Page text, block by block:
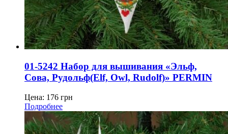
01-5242 Набор для вышивания «Эльф,
Сова, Рудольф(Elf, Owl, Rudolf)» PERMIN
Цена: 176 грн
Подробнее